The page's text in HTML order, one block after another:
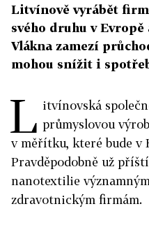
Litvínově vyrábět
svého druhu v
Vlákna zamezí
mohou snížit i
L itvínovská
průmyslovou
v měřítku, které bude v
Pravděpodobně už
nanotextilie
zdravotnickým firmám.